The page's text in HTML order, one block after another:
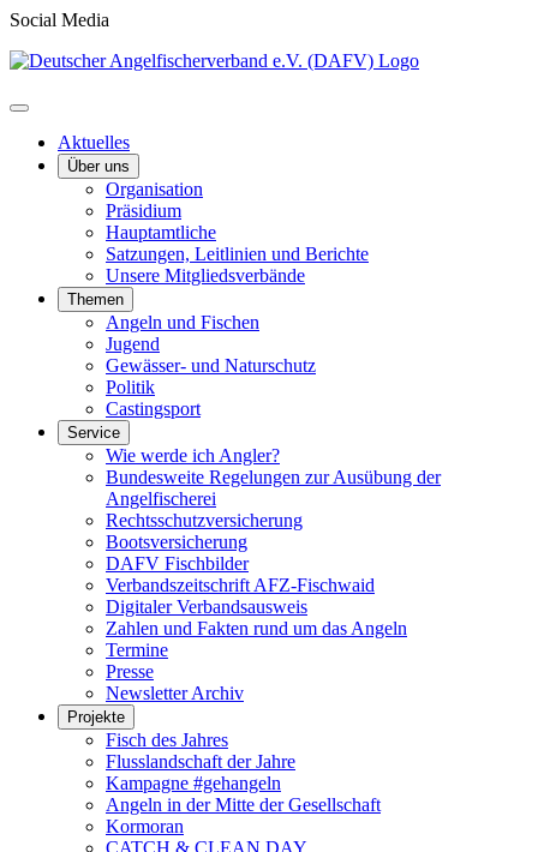
Social Media
Aktuelles
Über uns
Organisation
Präsidium
Hauptamtliche
Satzungen, Leitlinien und Berichte
Unsere Mitgliedsverbände
Themen
Angeln und Fischen
Jugend
Gewässer- und Naturschutz
Politik
Castingsport
Service
Wie werde ich Angler?
Bundesweite Regelungen zur Ausübung der
Angelfischerei
Rechtsschutzversicherung
Bootsversicherung
DAFV Fischbilder
Verbandszeitschrift AFZ-Fischwaid
Digitaler Verbandsausweis
Zahlen und Fakten rund um das Angeln
Termine
Presse
Newsletter Archiv
Projekte
Fisch des Jahres
Flusslandschaft der Jahre
Kampagne #gehangeln
Angeln in der Mitte der Gesellschaft
Kormoran
CATCH & CLEAN DAY